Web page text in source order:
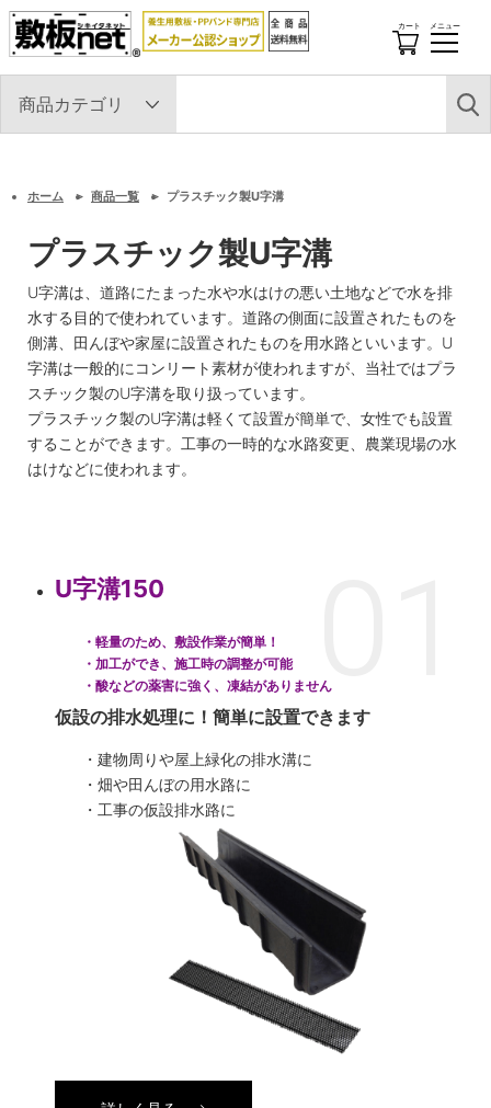
カート メニュー
開
る
ホーム 商品一覧 プラスチック製U字溝
プラスチック製U字溝
U字溝は、道路にたまった水や水はけの悪い土地などで水を排
水する目的で使われています。道路の側面に設置されたものを
側溝、田んぼや家屋に設置されたものを用水路といいます。U
字溝は一般的にコンリート素材が使われますが、当社ではプラ
スチック製のU字溝を取り扱っています。
プラスチック製のU字溝は軽くて設置が簡単で、女性でも設置
することができます。工事の一時的な水路変更、農業現場の水
はけなどに使われます。
U字溝150
軽量のため、敷設作業が簡単！
加工ができ、施工時の調整が可能
酸などの薬害に強く、凍結がありません
仮設の排水処理に！簡単に設置できます
建物周りや屋上緑化の排水溝に
畑や田んぼの用水路に
工事の仮設排水路に